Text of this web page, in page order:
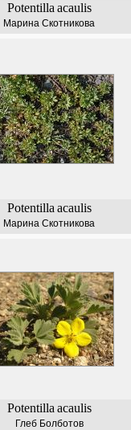
Potentilla acaulis
Марина Скотникова
Potentilla acaulis
Марина Скотникова
Potentilla acaulis
Глеб Болботов